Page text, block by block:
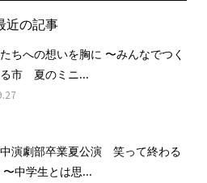
近の記事
ちへの想いを胸に 〜みんなでつく
市 夏のミニ...
演劇部卒業夏公演 笑って終わる
中学生とは思...